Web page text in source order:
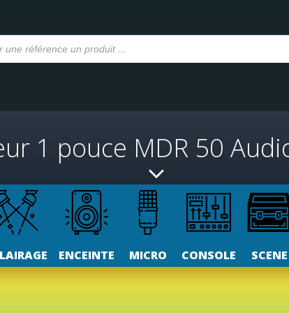
1 pouce MDR 50
ENCEINTE MICRO CONSOLE SCENE